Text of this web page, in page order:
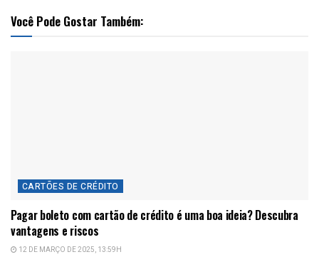
Você Pode Gostar Também:
CARTÕES DE CRÉDITO
Pagar boleto com cartão de crédito é uma boa ideia? Descubra
vantagens e riscos
12 DE MARÇO DE 2025, 13:59H